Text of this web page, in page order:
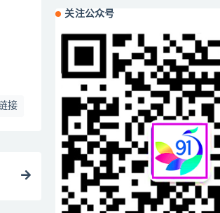
接
关注公众号